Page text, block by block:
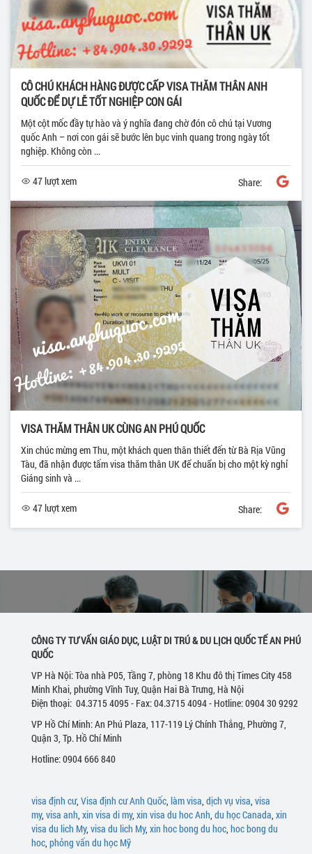
CÔ CHÚ KHÁCH HÀNG ĐƯỢC CẤP VISA THĂM THÂN ANH
QUỐC ĐỂ DỰ LỄ TỐT NGHIỆP CON GÁI
Một cột mốc đầy tự hào và ý nghĩa đang chờ đón cô chú tại Vương
quốc Anh – nơi con gái sẽ bước lên bục vinh quang trong ngày tốt
nghiệp. Không còn ...
47 lượt xem Share:
VISA THĂM THÂN UK CÙNG AN PHÚ QUỐC
Xin chúc mừng em Thu, một khách quen thân thiết đến từ Bà Rịa Vũng
Tàu, đã nhận được tấm visa thăm thân UK để chuẩn bị cho một kỳ nghỉ
Giáng sinh và ...
47 lượt xem Share:
CÔNG TY TƯ VẤN GIÁO DỤC, LUẬT DI TRÚ & DU LỊCH QUỐC TẾ AN PHÚ
QUỐC
VP Hà Nội: Tòa nhà P05, Tầng 7, phòng 18 Khu đô thị Times City 458
Minh Khai, phường Vĩnh Tuy, Quận Hai Bà Trưng, Hà Nội
Điện thoại: 04.3715 4095 - Fax: 04.3715 4094 - Hotline: 0904 30 9292
VP Hồ Chí Minh: An Phú Plaza, 117-119 Lý Chính Thắng, Phường 7,
Quận 3, Tp. Hồ Chí Minh
Hotline: 0904 666 840
visa định cư, Visa định cư Anh Quốc làm visa dịch vụ visa visa
my, visa anh xin visa di my, xin visa du hoc Anh du học Canada xin
visa du lich My, visa du lich My, xin hoc bong du hoc hoc bong du
hoc phỏng vấn du học Mỹ